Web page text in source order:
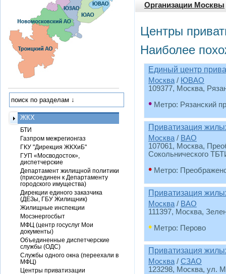
Организации Москвы
Центры
Наиболее
Единый центр
Москва / ЮВАО
109377, Москва,
• Метро: Рязанский
Приватизация
Москва / ВАО
107061, Москва,
Сокольнического
• Метро:
Приватизация
Москва / ВАО
111397, Москва,
• Метро: Перово
Приватизация
Москва / СЗАО
123298, Москва, ул.
ЖКХ
БТИ
Газпром межрегионгаз
ГКУ "Дирекция ЖКХиБ"
ГУП «Мосводосток»,
диспетчерские
Департамент жилищной политики
(присоединен к Департаменту
городского имущества)
Дирекции единого заказчика
(ДЕЗы, ГБУ Жилищник)
Жилищные инспекции
Мосэнергосбыт
МФЦ (центр госуслуг Мои
документы)
Объединенные диспетчерские
службы (ОДС)
Службы одного окна (переехали в
МФЦ)
Центры приватизации